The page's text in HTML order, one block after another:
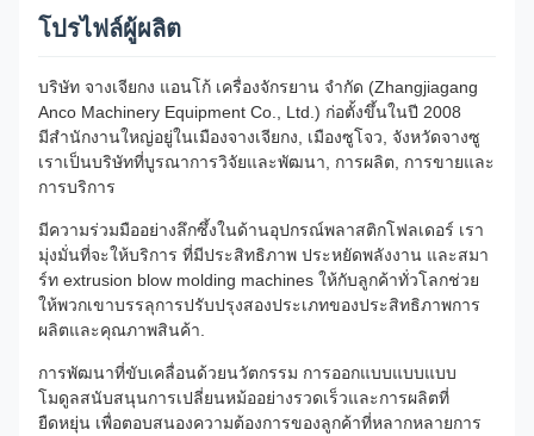
โปรไฟล์ผู้ผลิต
บริษัท จางเจียกง แอนโก้ เครื่องจักรยาน จํากัด (Zhangjiagang
Anco Machinery Equipment Co., Ltd.) ก่อตั้งขึ้นในปี 2008
มีสํานักงานใหญ่อยู่ในเมืองจางเจียกง, เมืองซูโจว, จังหวัดจางซู
เราเป็นบริษัทที่บูรณาการวิจัยและพัฒนา, การผลิต, การขายและ
การบริการ
มีความร่วมมืออย่างลึกซึ้งในด้านอุปกรณ์พลาสติกโฟลเดอร์ เรา
มุ่งมั่นที่จะให้บริการ ที่มีประสิทธิภาพ ประหยัดพลังงาน และสมา
ร์ท extrusion blow molding machines ให้กับลูกค้าทั่วโลกช่วย
ให้พวกเขาบรรลุการปรับปรุงสองประเภทของประสิทธิภาพการ
ผลิตและคุณภาพสินค้า.
การพัฒนาที่ขับเคลื่อนด้วยนวัตกรรม การออกแบบแบบแบบ
โมดูลสนับสนุนการเปลี่ยนหม้ออย่างรวดเร็วและการผลิตที่
ยืดหยุ่น เพื่อตอบสนองความต้องการของลูกค้าที่หลากหลายการ